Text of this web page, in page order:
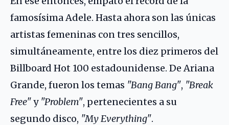
famosísima Adele. Hasta ahora son las únicas
artistas femeninas con tres sencillos,
simultáneamente, entre los diez primeros del
Billboard Hot 100 estadounidense. De Ariana
Grande, fueron los temas "Bang Bang", "Break
Free"y "Problem", pertenecientes a su
segundo disco, "My Everything".